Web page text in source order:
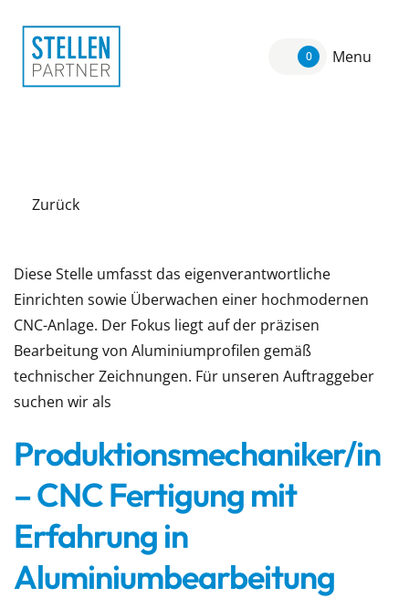
0 Menu
Zurück
Diese Stelle umfasst das eigenverantwortliche
Einrichten sowie Überwachen einer hochmodernen
CNC-Anlage. Der Fokus liegt auf der präzisen
Bearbeitung von Aluminiumprofilen gemäß
technischer Zeichnungen. Für unseren Auftraggeber
suchen wir als
Produktionsmechaniker/in
– CNC Fertigung mit
Erfahrung in
Aluminiumbearbeitung